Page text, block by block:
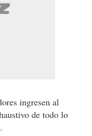
ingresen al
de todo lo